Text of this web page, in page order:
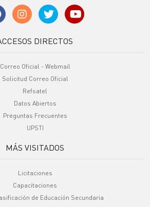
DIRECTOS
Correo Oficial - Webmail
Solicitud Correo Oficial
Refsatel
Datos Abiertos
Preguntas Frecuentes
UPSTI
MÁS VISITADOS
Licitaciones
Capacitaciones
de Educación Secundaria